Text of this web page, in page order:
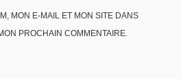
MON E-MAIL ET MON SITE DANS
PROCHAIN COMMENTAIRE.